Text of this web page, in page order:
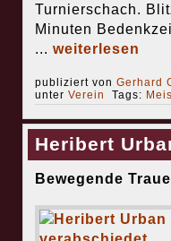
Turnierschach.
Minuten
... weiterlesen
publiziert von Gerhard
unter Verein Tags:
Heribert
Bewegende